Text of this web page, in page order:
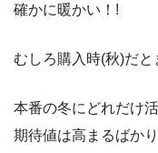
確かに暖かい！!
むしろ購入時(秋)だと
本番の冬にどれだけ
期待値は高まるばかり